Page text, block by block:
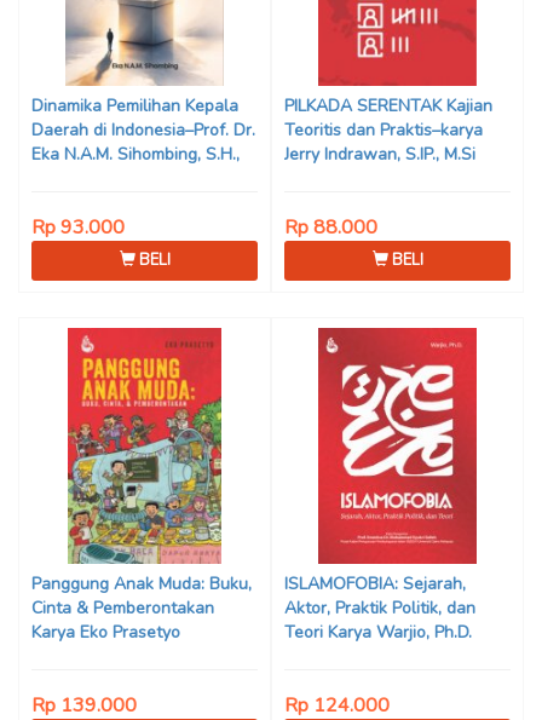
Dinamika Pemilihan Kepala
Daerah di Indonesia–Prof. Dr.
Eka N.A.M. Sihombing, S.H.,
Rp 93.000
BELI
PILKADA SERENTAK Kajian
Teoritis dan Praktis–karya
Jerry Indrawan, S.IP., M.Si
Rp 88.000
BELI
Panggung Anak Muda: Buku,
Cinta & Pemberontakan
Karya Eko Prasetyo
Rp 139.000
ISLAMOFOBIA: Sejarah,
Aktor, Praktik Politik, dan
Teori Karya Warjio, Ph.D.
Rp 124.000